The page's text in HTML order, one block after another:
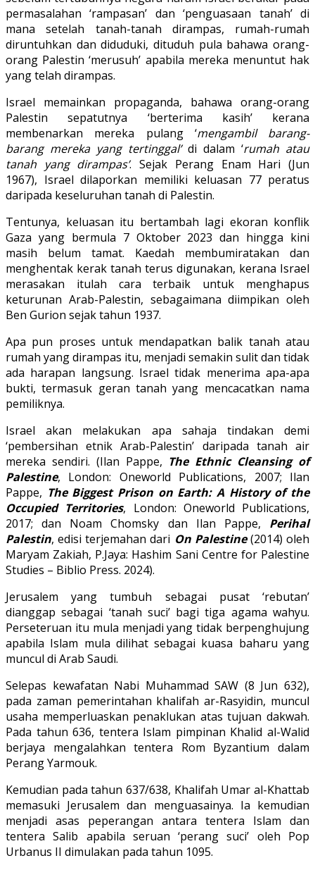
permasalahan ‘rampasan’ dan ‘penguasaan tanah’ di
mana setelah tanah-tanah dirampas, rumah-rumah
diruntuhkan dan diduduki, dituduh pula bahawa orang-
orang Palestin ‘merusuh’ apabila mereka menuntut hak
yang telah dirampas.
Israel memainkan propaganda, bahawa orang-orang
Palestin sepatutnya ‘berterima kasih’ kerana
membenarkan mereka pulang ‘mengambil barang-
barang mereka yang tertinggal’di dalam ‘rumah atau
tanah yang dirampas’. Sejak Perang Enam Hari (Jun
1967), Israel dilaporkan memiliki keluasan 77 peratus
daripada keseluruhan tanah di Palestin.
Tentunya, keluasan itu bertambah lagi ekoran konflik
Gaza yang bermula 7 Oktober 2023 dan hingga kini
masih belum tamat. Kaedah membumiratakan dan
menghentak kerak tanah terus digunakan, kerana Israel
merasakan itulah cara terbaik untuk menghapus
keturunan Arab-Palestin, sebagaimana diimpikan oleh
Ben Gurion sejak tahun 1937.
Apa pun proses untuk mendapatkan balik tanah atau
rumah yang dirampas itu, menjadi semakin sulit dan tidak
ada harapan langsung. Israel tidak menerima apa-apa
bukti, termasuk geran tanah yang mencacatkan nama
pemiliknya.
Israel akan melakukan apa sahaja tindakan demi
‘pembersihan etnik Arab-Palestin’ daripada tanah air
mereka sendiri. (Ilan Pappe, The Ethnic Cleansing of
Palestine, London: Oneworld Publications, 2007; Ilan
Pappe, The Biggest Prison on Earth: A History of the
Occupied Territories, London: Oneworld Publications,
2017; dan Noam Chomsky dan Ilan Pappe, Perihal
Palestin, edisi terjemahan dari On Palestine(2014) oleh
Maryam Zakiah, P.Jaya: Hashim Sani Centre for Palestine
Studies – Biblio Press. 2024).
Jerusalem yang tumbuh sebagai pusat ‘rebutan’
dianggap sebagai ‘tanah suci’ bagi tiga agama wahyu.
Perseteruan itu mula menjadi yang tidak berpenghujung
apabila Islam mula dilihat sebagai kuasa baharu yang
muncul di Arab Saudi.
Selepas kewafatan Nabi Muhammad SAW (8 Jun 632),
pada zaman pemerintahan khalifah ar-Rasyidin, muncul
usaha memperluaskan penaklukan atas tujuan dakwah.
Pada tahun 636, tentera Islam pimpinan Khalid al-Walid
berjaya mengalahkan tentera Rom Byzantium dalam
Perang Yarmouk.
Kemudian pada tahun 637/638, Khalifah Umar al-Khattab
memasuki Jerusalem dan menguasainya. Ia kemudian
menjadi asas peperangan antara tentera Islam dan
tentera Salib apabila seruan ‘perang suci’ oleh Pop
Urbanus II dimulakan pada tahun 1095.